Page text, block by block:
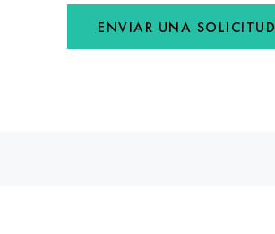
ENVIAR UNA SOLICITUD